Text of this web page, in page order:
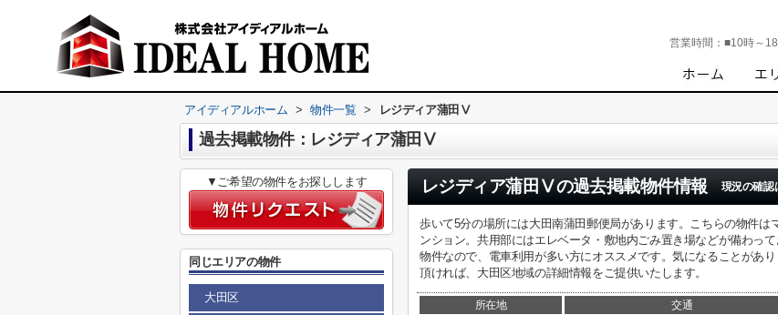
営業時間： ■10時～
アイディアルホーム > 物件一覧 > レジディア蒲田Ⅴ
過去掲載物件：レジディア蒲田Ⅴ
レジディア蒲田Ⅴの過去掲載物件情報 現況の確認
歩いて5分の場所には大田南蒲田郵便局があります。こちらの物件
ンション。共用部にはエレベータ・敷地内ごみ置き場などが備わっ
物件なので、電車利用が多い方にオススメです。気になることがあ
頂ければ、大田区地域の詳細情報をご提供いたします。
所在地 交通
▼ご希望の物件をお探しします
同じエリアの物件
大田区